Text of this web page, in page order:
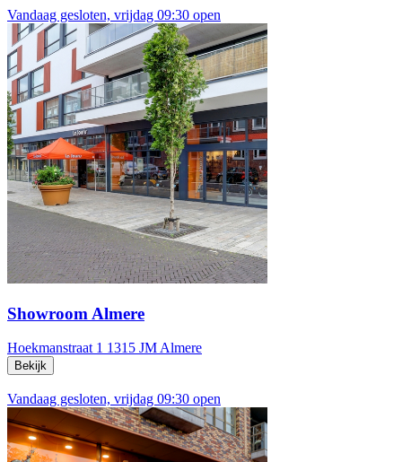
Vandaag gesloten, vrijdag 09:30 open
Showroom Almere
Hoekmanstraat 1 1315 JM Almere
Bekijk
Vandaag gesloten, vrijdag 09:30 open